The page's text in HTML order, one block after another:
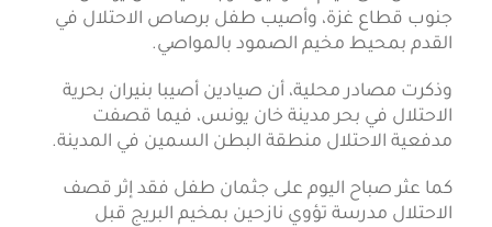
جنوب قطاع غزة، وأصيب طفل برصاص الاحتلال في
القدم بمحيط مخيم الصمود بالمواصي.
وذكرت مصادر محلية، أن صيادين أصيبا بنيران بحرية
الاحتلال في بحر مدينة خان يونس، فيما قصفت
مدفعية الاحتلال منطقة البطن السمين في المدينة.
كما عثر صباح اليوم على جثمان طفل فقد إثر قصف
الاحتلال مدرسة تؤوي نازحين بمخيم البريج قبل